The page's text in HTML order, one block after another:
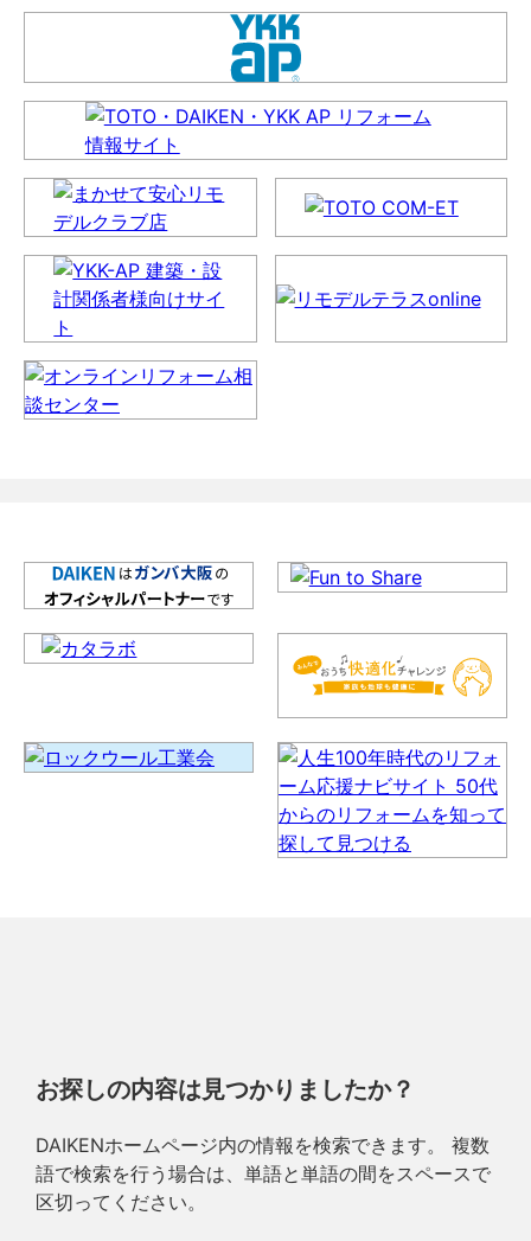
お探しの内容は見つかりましたか？
DAIKENホームページ内の情報を検索できます。 複数
語で検索を行う場合は、単語と単語の間をスペースで
区切ってください。